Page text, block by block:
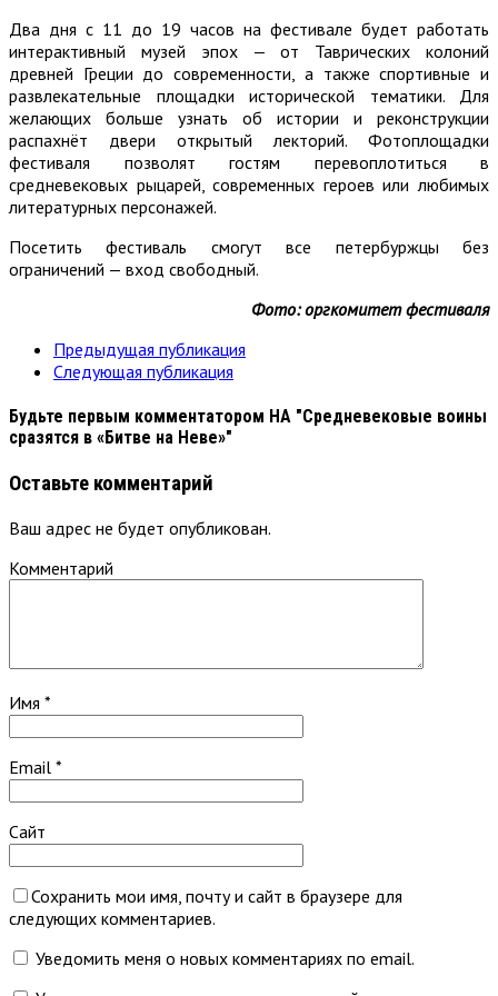
Два дня с 11 до 19 часов на фестивале будет работать
интерактивный музей эпох — от Таврических колоний
древней Греции до современности, а также спортивные и
развлекательные площадки исторической тематики. Для
желающих больше узнать об истории и реконструкции
распахнёт двери открытый лекторий. Фотоплощадки
фестиваля позволят гостям перевоплотиться в
средневековых рыцарей, современных героев или любимых
литературных персонажей.
Посетить фестиваль смогут все петербуржцы без
ограничений — вход свободный.
Фото: оргкомитет фестиваля
Предыдущая публикация
Следующая публикация
Будьте первым комментатором НА "Средневековые воины
сразятся в «Битве на Неве»"
Оставьте комментарий
Ваш адрес не будет опубликован.
Комментарий
Имя *
Email *
Сайт
Сохранить мои имя, почту и сайт в браузере для
следующих комментариев.
Уведомить меня о новых комментариях по email.